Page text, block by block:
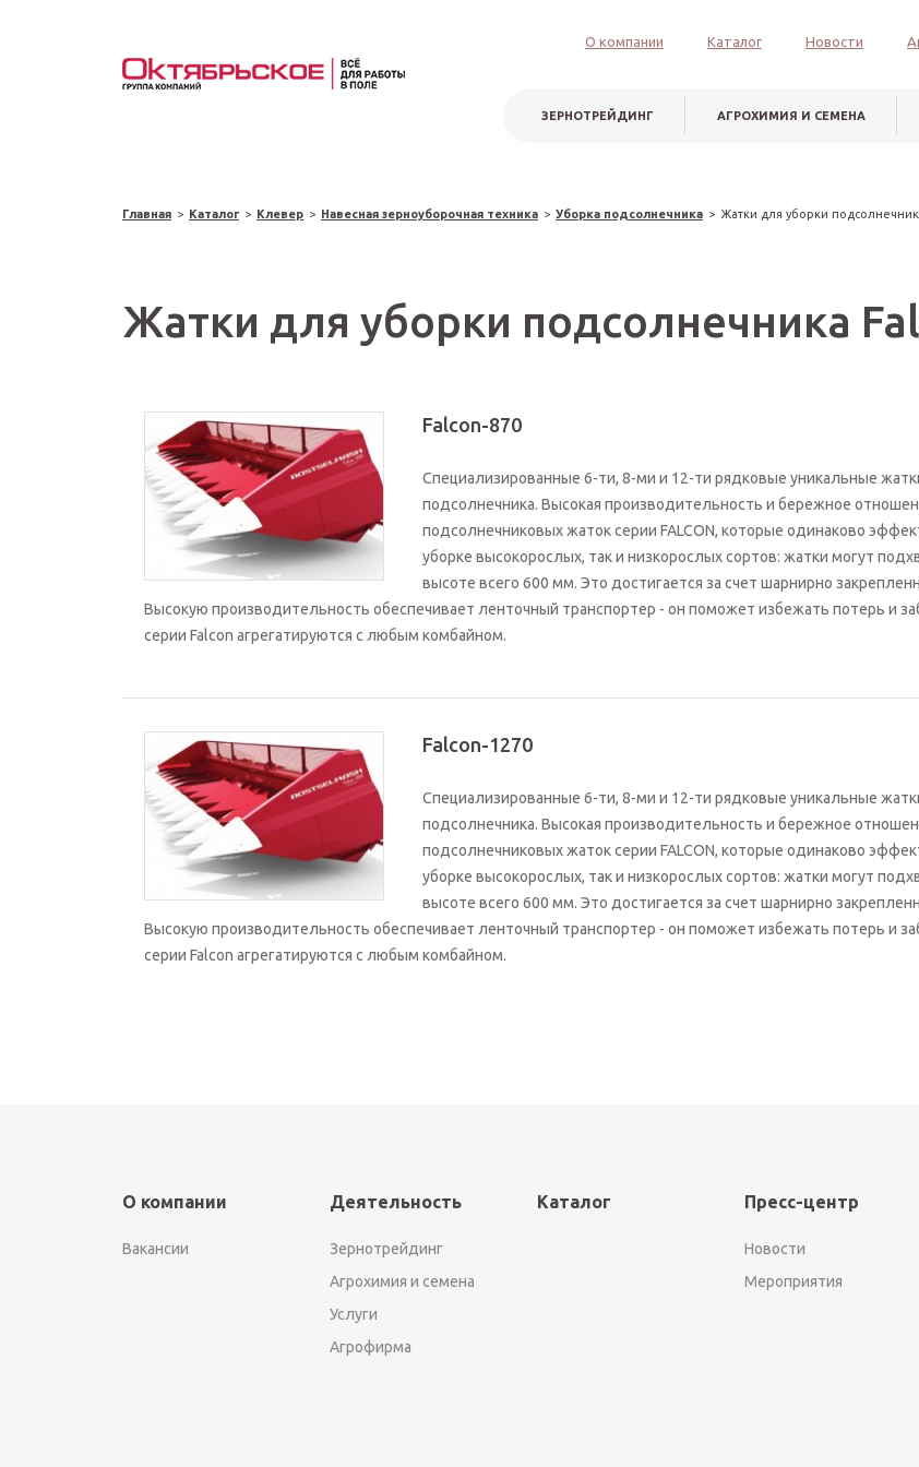
О компании Каталог Новости
ЗЕРНОТРЕЙДИНГ АГРОХИМИЯ И СЕМЕНА
Главная > Каталог > Клевер > Навесная зерноуборочная техника > Уборка подсолнечника > Жатки для уборки
Жатки для уборки подсолнечника
Falcon-870
Специализированные 6-ти, 8-ми и 12-ти рядковые уникальные
подсолнечника. Высокая производительность и бережное
подсолнечниковых жаток серии FALCON, которые одинаково
уборке высокорослых, так и низкорослых сортов: жатки могут
высоте всего 600 мм. Это достигается за счет шарнирно
Высокую производительность обеспечивает ленточный транспортер - он поможет избежать потерь и
серии Falcon агрегатируются с любым комбайном.
Falcon-1270
Специализированные 6-ти, 8-ми и 12-ти рядковые уникальные
подсолнечника. Высокая производительность и бережное
подсолнечниковых жаток серии FALCON, которые одинаково
уборке высокорослых, так и низкорослых сортов: жатки могут
высоте всего 600 мм. Это достигается за счет шарнирно
Высокую производительность обеспечивает ленточный транспортер - он поможет избежать потерь и
серии Falcon агрегатируются с любым комбайном.
О компании
Вакансии
Деятельность
Зернотрейдинг
Агрохимия и семена
Услуги
Агрофирма
Каталог Пресс-центр
Новости
Мероприятия